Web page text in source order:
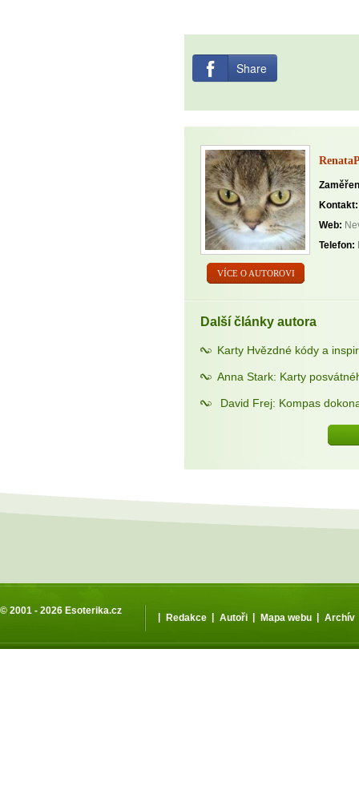
Share
VÍCE O AUTOROVI
Kontakt:
Web:
Telefon:
Další články autora
Karty Hvězdné kódy a
Anna Stark: Karty
David Frej: Kompas
© 2001 - 2026 Esoterika.cz
| Redakce | Autoři | Mapa webu | Archív